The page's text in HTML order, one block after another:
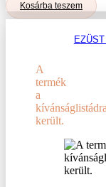
Kosárba teszem
A
termék
a
kívánságlistádra
került.